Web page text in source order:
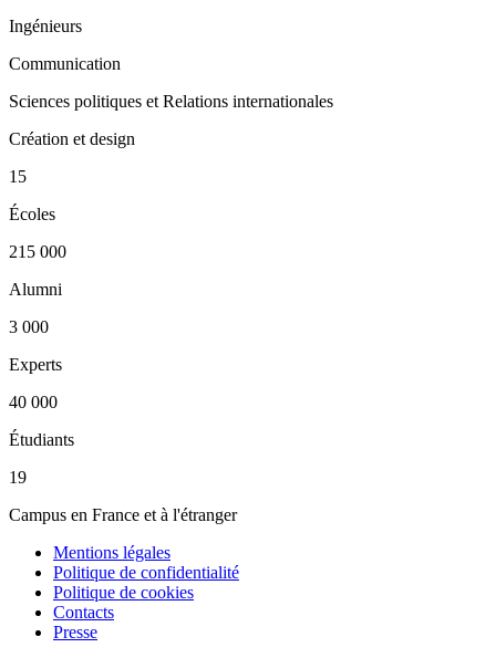
Ingénieurs
Communication
Sciences politiques et Relations internationales
Création et design
15
Écoles
215 000
Alumni
3 000
Experts
40 000
Étudiants
19
Campus en France et à l'étranger
Mentions légales
Politique de confidentialité
Politique de cookies
Contacts
Presse